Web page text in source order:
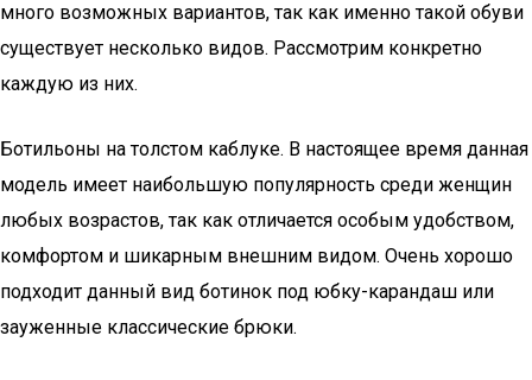
много возможных вариантов, так как именно такой обуви
существует несколько видов. Рассмотрим конкретно
каждую из них.
Ботильоны на толстом каблуке. В настоящее время данная
модель имеет наибольшую популярность среди женщин
любых возрастов, так как отличается особым удобством,
комфортом и шикарным внешним видом. Очень хорошо
подходит данный вид ботинок под юбку-карандаш или
зауженные классические брюки.